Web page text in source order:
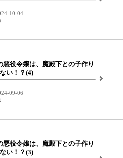
10-04
悪役令嬢は、魔殿下との子作り
い！？(4)
09-06
悪役令嬢は、魔殿下との子作り
い！？(3)